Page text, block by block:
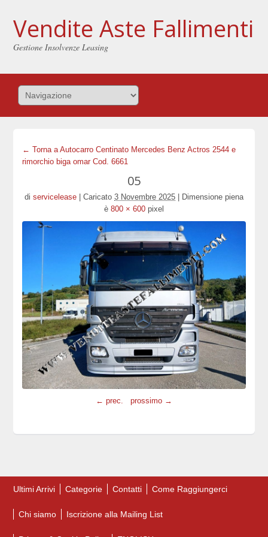
Vendite Aste Fallimenti
Gestione Insolvenze Leasing
← Torna a Autocarro Centinato Mercedes Benz Actros 2544 e
rimorchio biga omar Cod. 6661
05
di servicelease Caricato 3 Novembre 2025
Dimensione piena
è 800 × 600 pixel
← prec. prossimo →
Ultimi Arrivi Categorie Contatti Come Raggiungerci
Chi siamo Iscrizione alla Mailing List